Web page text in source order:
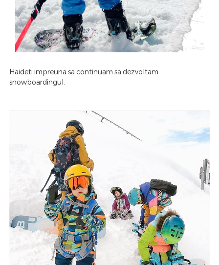
Haideti impreuna sa continuam sa dezvoltam
snowboardingul.